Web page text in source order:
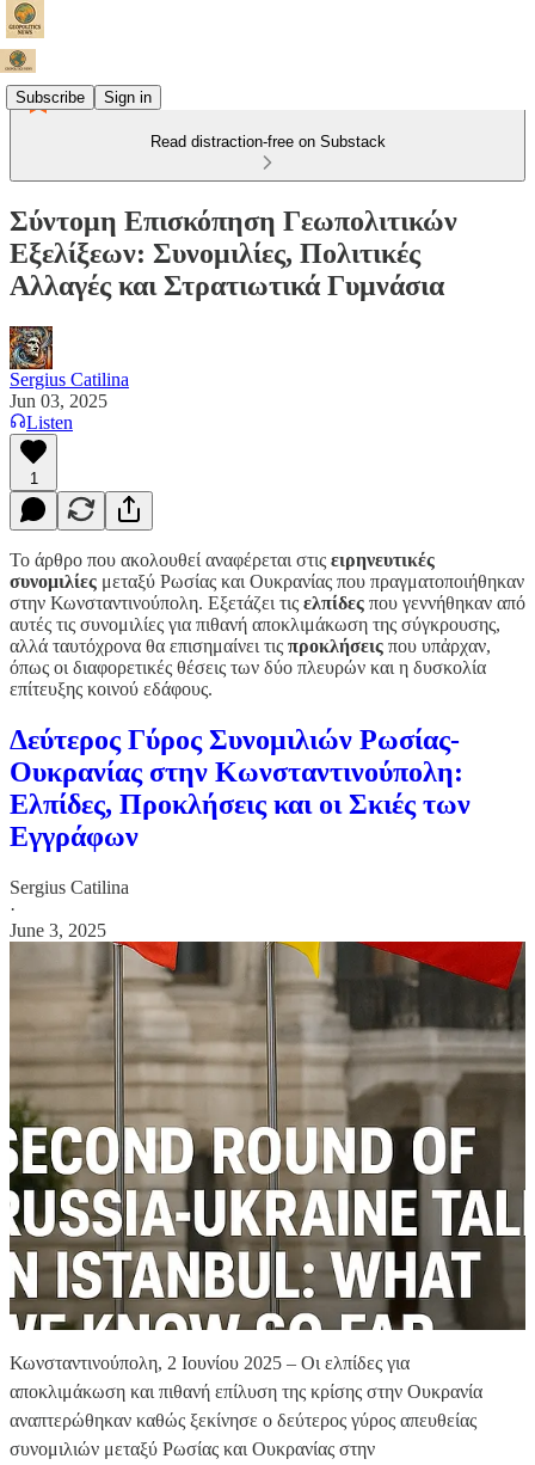
Subscribe Sign in
Read distraction-free on Substack
Σύντομη Επισκόπηση Γεωπολιτικών
Εξελίξεων: Συνομιλίες, Πολιτικές
Αλλαγές και Στρατιωτικά Γυμνάσια
Sergius Catilina
Jun 03, 2025
Listen
1
Το άρθρο που ακολουθεί αναφέρεται στις ειρηνευτικές
συνομιλίες μεταξύ Ρωσίας και Ουκρανίας που πραγματοποιήθηκαν
στην Κωνσταντινούπολη. Εξετάζει τις ελπίδες που γεννήθηκαν από
αυτές τις συνομιλίες για πιθανή αποκλιμάκωση της σύγκρουσης,
αλλά ταυτόχρονα θα επισημαίνει τις προκλήσεις που υπἀρχαν,
όπως οι διαφορετικές θέσεις των δύο πλευρών και η δυσκολία
επίτευξης κοινού εδάφους.
Δεύτερος Γύρος Συνομιλιών Ρωσίας-
Ουκρανίας στην Κωνσταντινούπολη:
Ελπίδες, Προκλήσεις και οι Σκιές των
Εγγράφων
Sergius Catilina
·
June 3, 2025
Κωνσταντινούπολη, 2 Ιουνίου 2025 – Οι ελπίδες για
αποκλιμάκωση και πιθανή επίλυση της κρίσης στην Ουκρανία
αναπτερώθηκαν καθώς ξεκίνησε ο δεύτερος γύρος απευθείας
συνομιλιών μεταξύ Ρωσίας και Ουκρανίας στην